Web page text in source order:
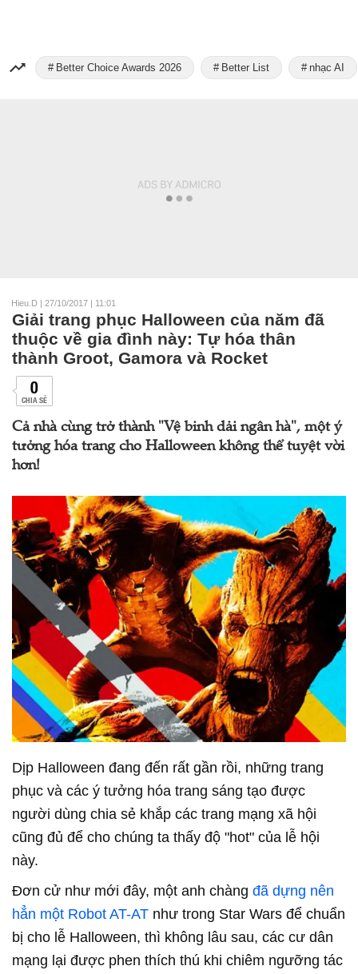
Better Choice Awards 2026 Better List nhạc AI
Hieu.D | 27/10/2017 | 11:01
Giải trang phục Halloween của năm đã
thuộc về gia đình này: Tự hóa thân
thành Groot, Gamora và Rocket
0
CHIA SẺ
Cả nhà cùng trở thành "Vệ binh dải ngân hà", một ý
tưởng hóa trang cho Halloween không thể tuyệt vời
hơn!
Dịp Halloween đang đến rất gần rồi, những trang
phục và các ý tưởng hóa trang sáng tạo được
người dùng chia sẻ khắp các trang mạng xã hội
cũng đủ để cho chúng ta thấy độ "hot" của lễ hội
này.
Đơn cử như mới đây, một anh chàng đã dựng nên
hẳn một Robot AT-AT như trong Star Wars để chuẩn
bị cho lễ Halloween, thì không lâu sau, các cư dân
mạng lại được phen thích thú khi chiêm ngưỡng tác